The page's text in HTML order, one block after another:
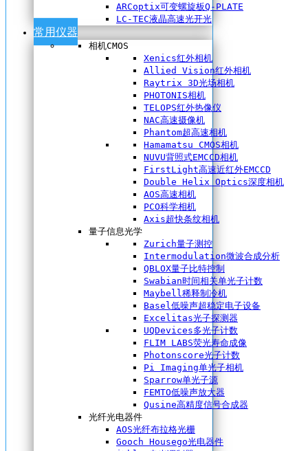
ARCoptix可变螺旋板Q-PLATE
LC-TEC液晶高速光开光
常用仪器
相机CMOS
Xenics红外相机
Allied Vision红外相机
Raytrix 3D光场相机
PHOTONIS相机
TELOPS红外热像仪
NAC高速摄像机
Phantom超高速相机
Hamamatsu CMOS相机
NUVU背照式EMCCD相机
FirstLight高速近红外EMCCD
Double Helix Optics深度相机
AOS高速相机
PCO科学相机
Axis超快条纹相机
量子信息光学
Zurich量子测控
Intermodulation微波合成分析
QBLOX量子比特控制
Swabian时间相关单光子计数
Maybell稀释制冷机
Basel低噪声超稳定电子设备
Excelitas光子探测器
UQDevices多光子计数
FLIM LABS荧光寿命成像
Photonscore光子计数
Pi Imaging单光子相机
Sparrow单光子源
FEMTO低噪声放大器
Qusine高精度信号合成器
光纤光电器件
AOS光纤布拉格光栅
Gooch Housego光电器件